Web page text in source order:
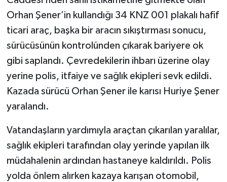
Orhan Şener’in kullandığı 34 KNZ 001 plakalı hafif
ticari araç, başka bir aracın sıkıştırması sonucu,
sürücüsünün kontrolünden çıkarak bariyere ok
gibi saplandı. Çevredekilerin ihbarı üzerine olay
yerine polis, itfaiye ve sağlık ekipleri sevk edildi.
Kazada sürücü Orhan Şener ile karısı Huriye Şener
yaralandı.
Vatandaşların yardımıyla araçtan çıkarılan yaralılar,
sağlık ekipleri tarafından olay yerinde yapılan ilk
müdahalenin ardından hastaneye kaldırıldı. Polis
yolda önlem alırken kazaya karışan otomobil,